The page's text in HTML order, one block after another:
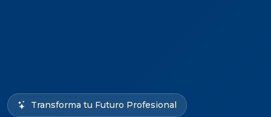
Transforma tu Futuro Profesional